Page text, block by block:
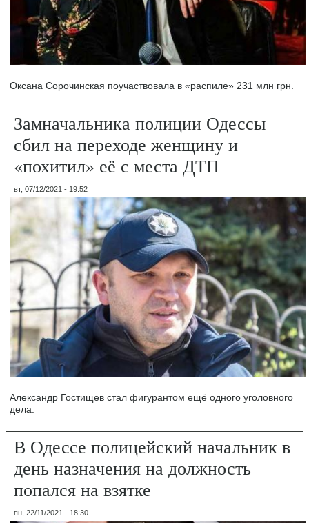
Оксана Сорочинская поучаствовала в «распиле» 231 млн грн.
Замначальника полиции Одессы
сбил на переходе женщину и
«похитил» её с места ДТП
вт, 07/12/2021 - 19:52
Александр Гостищев стал фигурантом ещё одного уголовного
дела.
В Одессе полицейский начальник в
день назначения на должность
попался на взятке
пн, 22/11/2021 - 18:30